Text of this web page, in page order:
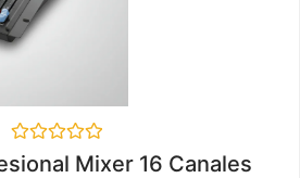
Valorado
en
Mixer 16 Canales